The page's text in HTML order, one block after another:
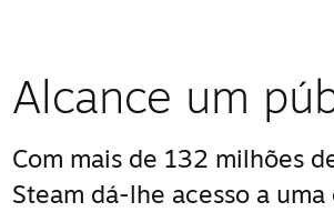
Alcance um
Com mais de 132 milhões
Steam dá-lhe acesso a